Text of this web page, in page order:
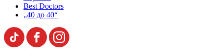
Best Doctors
„40 до 40“